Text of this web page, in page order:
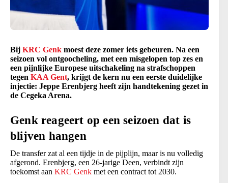
Bij KRC Genk moest deze zomer iets gebeuren. Na een
seizoen vol ontgoocheling, met een misgelopen top zes en
een pijnlijke Europese uitschakeling na strafschoppen
tegen KAA Gent, krijgt de kern nu een eerste duidelijke
injectie: Jeppe Erenbjerg heeft zijn handtekening gezet in
de Cegeka Arena.
Genk reageert op een seizoen dat is
blijven hangen
De transfer zat al een tijdje in de pijplijn, maar is nu volledig
afgerond. Erenbjerg, een 26-jarige Deen, verbindt zijn
toekomst aan KRC Genk met een contract tot 2030.